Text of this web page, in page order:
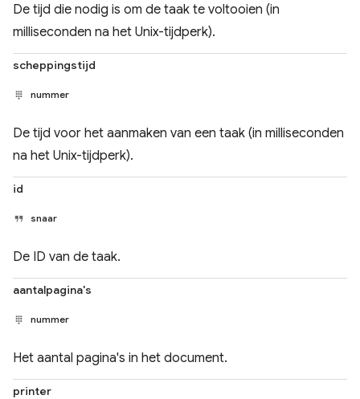
De tijd die nodig is om de taak te voltooien (in
milliseconden na het Unix-tijdperk).
scheppingstijd
nummer
De tijd voor het aanmaken van een taak (in milliseconden
na het Unix-tijdperk).
id
snaar
De ID van de taak.
aantalpagina's
nummer
Het aantal pagina's in het document.
printer